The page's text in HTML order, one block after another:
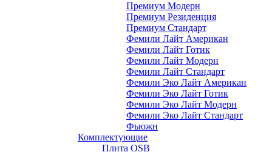
Премиум Модерн
Премиум Резиденция
Премиум Стандарт
Фемили Лайт Американ
Фемили Лайт Готик
Фемили Лайт Модерн
Фемили Лайт Стандарт
Фемили Эко Лайт Американ
Фемили Эко Лайт Готик
Фемили Эко Лайт Модерн
Фемили Эко Лайт Стандарт
Фьюжн
Комплектующие
Плита OSB